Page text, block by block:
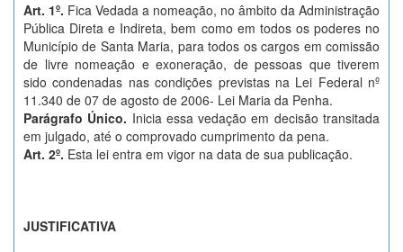
Art. 1º. Fica Vedada a nomeação, no âmbito da Administração
Pública Direta e Indireta, bem como em todos os poderes no
Município de Santa Maria, para todos os cargos em comissão
de livre nomeação e exoneração, de pessoas que tiverem
sido condenadas nas condições previstas na Lei Federal nº
11.340 de 07 de agosto de 2006- Lei Maria da Penha.
Parágrafo Único. Inicia essa vedação em decisão transitada
em julgado, até o comprovado cumprimento da pena.
Art. 2º. Esta lei entra em vigor na data de sua publicação.
JUSTIFICATIVA